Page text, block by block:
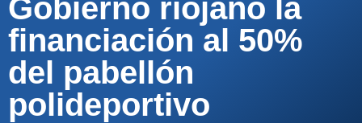
Gobierno riojano la
financiación al 50%
del pabellón
polideportivo